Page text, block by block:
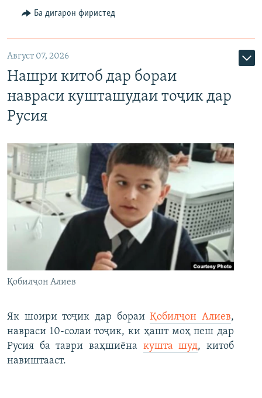
Ба дигарон фиристед
Август 07, 2026
Нашри китоб дар бораи
навраси кушташудаи тоҷик дар
Русия
Қобилҷон Алиев
Як шоири тоҷик дар бораиҚобилҷон Алиев,
навраси 10-солаи тоҷик, ки ҳашт моҳ пеш дар
Русия ба таври ваҳшиёна кушта шуд, китоб
навиштааст.